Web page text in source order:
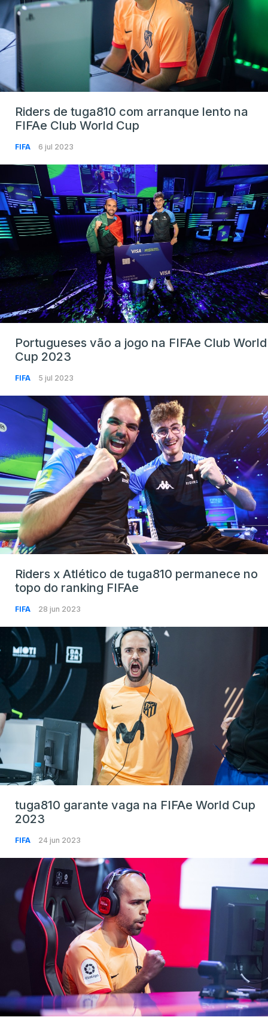
Riders de tuga810 com arranque lento na
FIFAe Club World Cup
FIFA 6 jul 2023
Portugueses vão a jogo na FIFAe Club World
Cup 2023
FIFA 5 jul 2023
Riders x Atlético de tuga810 permanece no
topo do ranking FIFAe
FIFA 28 jun 2023
tuga810 garante vaga na FIFAe World Cup
2023
FIFA 24 jun 2023